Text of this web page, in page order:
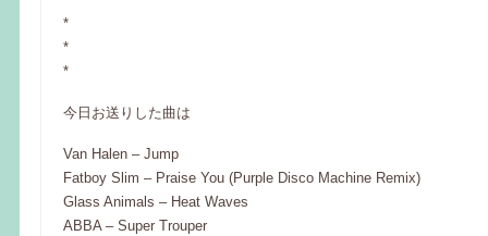
*
*
*
今日お送りした曲は
Van Halen – Jump
Fatboy Slim – Praise You (Purple Disco Machine Remix)
Glass Animals – Heat Waves
ABBA – Super Trouper